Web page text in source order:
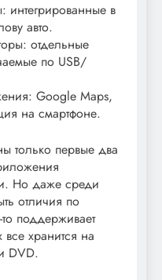
интегрированные в
авто.
отдельные
по USB/
Google Maps,
на смартфоне.
только первые два
Но даже среди
отличия по
поддерживает
все хранится на
DVD.